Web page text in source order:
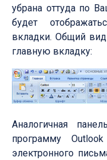
убрана оттуда по
будет
вкладки. Общий
главную вкладку:
Аналогичная
программу
электронного